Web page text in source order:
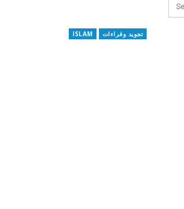
ISLAM تجوید وقراءات